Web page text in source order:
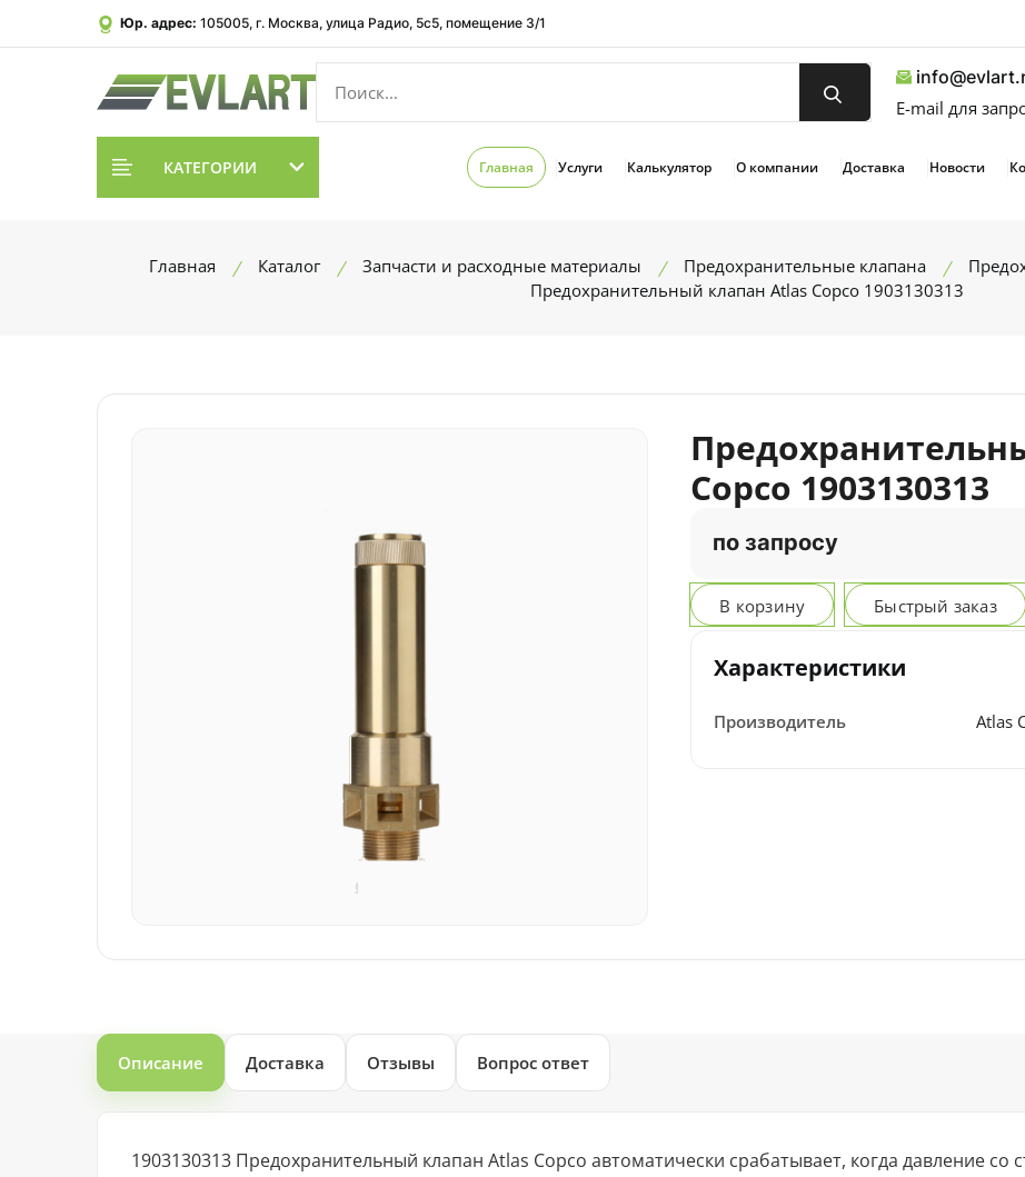
Юр. адрес: 105005, г. Москва, улица Радио, 5с5, помещение 3/1
E-mail для
КАТЕГОРИИ Главная Услуги Калькулятор О компании Доставка Новости
Главная Каталог Запчасти и расходные материалы Предохранительные клапана
Предохранительный клапан Atlas Copco 1903130313
Copco 1903130313
по запросу
В корзину Быстрый заказ
Характеристики
Производитель Atlas
Описание Доставка Отзывы Вопрос ответ
1903130313 Предохранительный клапан Atlas Copco автоматически срабатывает, когда давление